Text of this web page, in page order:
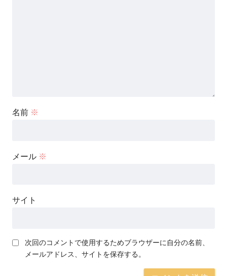
名前 ※
メール ※
サイト
次回のコメントで使用するためブラウザーに自分の名前、
メールアドレス、サイトを保存する。